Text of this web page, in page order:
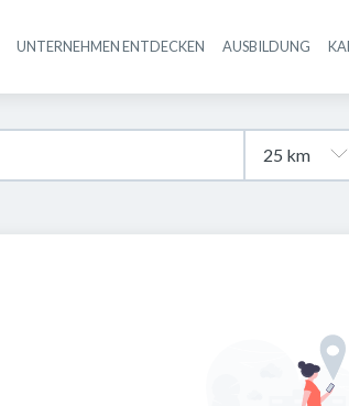
Haupt-Navigation
UNTERNEHMEN ENTDECKEN AUSBILDUNG